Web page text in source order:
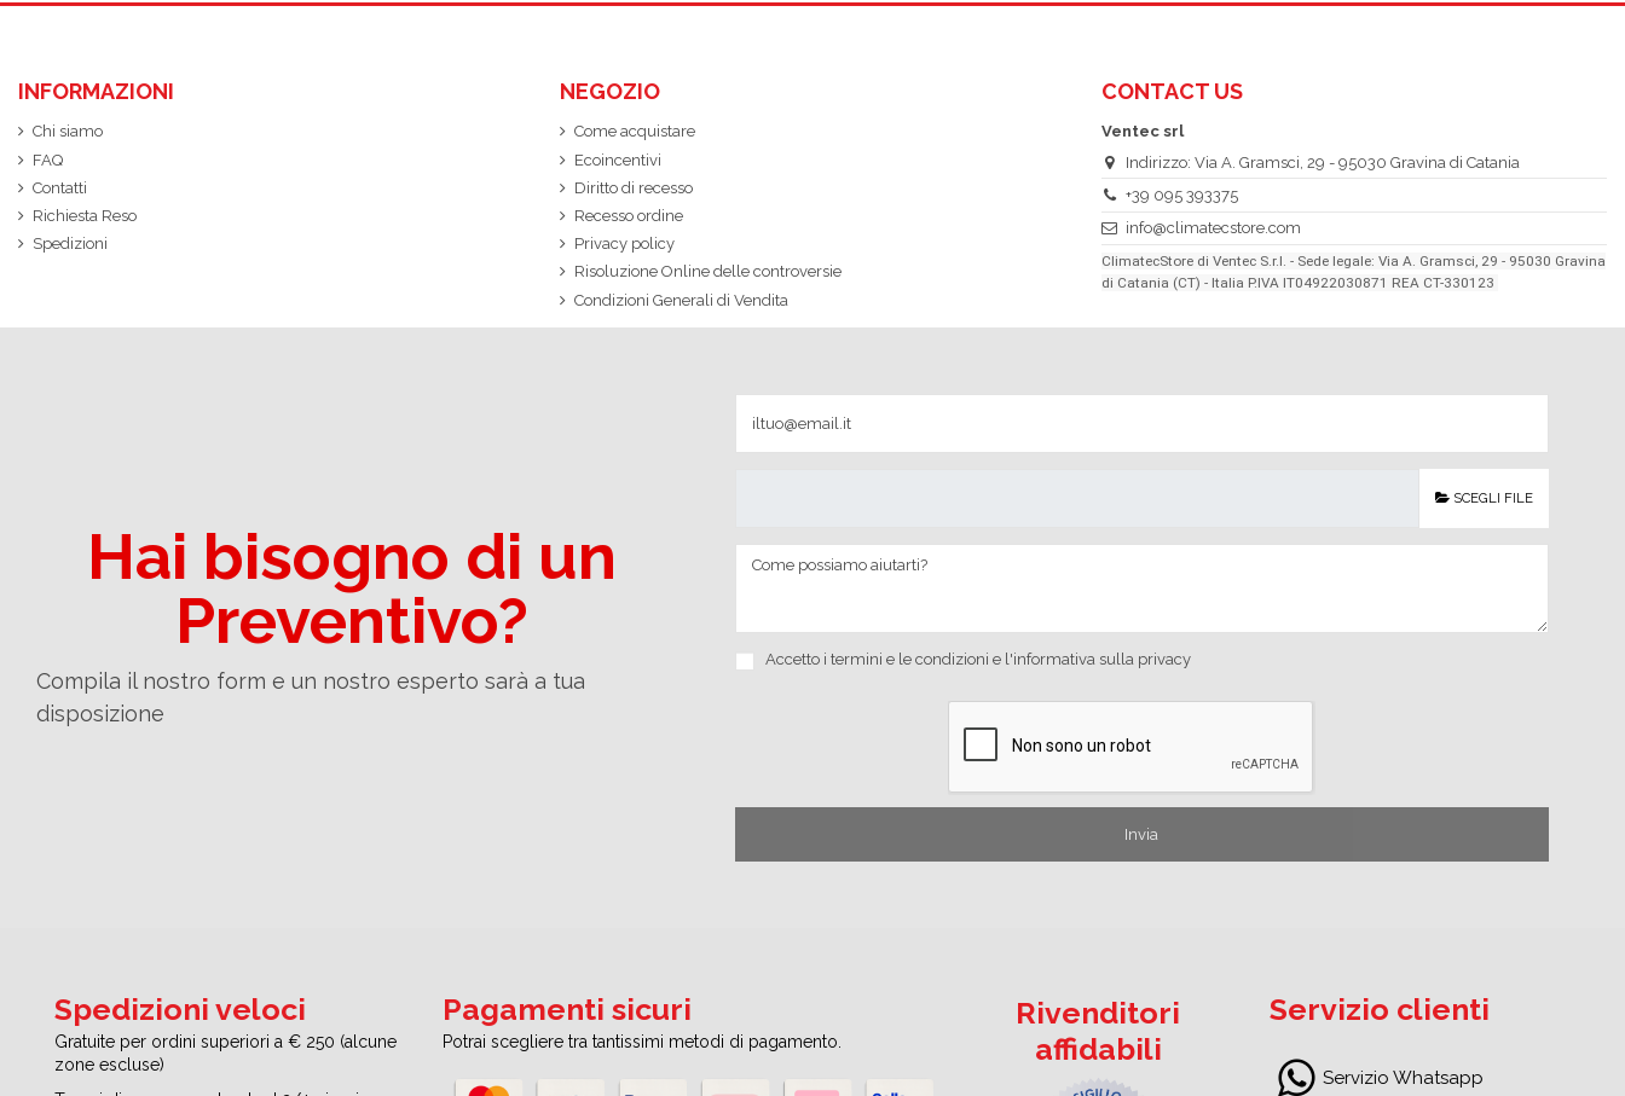
INFORMAZIONI
Chi siamo
FAQ
Contatti
Richiesta Reso
Spedizioni
NEGOZIO
Come acquistare
Ecoincentivi
Diritto di recesso
Recesso ordine
Privacy policy
Risoluzione Online delle controversie
Condizioni Generali di Vendita
CONTACT US
Ventec srl
Indirizzo: Via A. Gramsci, 29 - 95030 Gravina di Catania
+39 095 393375
info@climatecstore.com
ClimatecStore di Ventec S.r.l. - Sede legale: Via A. Gramsci, 29 - 95030 Gravina
di Catania (CT) - Italia P.IVA IT04922030871 REA CT-330123
Hai bisogno di un
Preventivo?
Compila il nostro form e un nostro esperto sarà a tua
disposizione
SCEGLI FILE
Accetto itermini e le condizioni e l'informativa sulla privacy
Spedizioni veloci
Gratuite per ordini superiori a € 250 (alcune
zone escluse)
Pagamenti sicuri
Potrai scegliere tra tantissimi metodi di pagamento.
Rivenditori
affidabili
Servizio clienti
Servizio Whatsapp